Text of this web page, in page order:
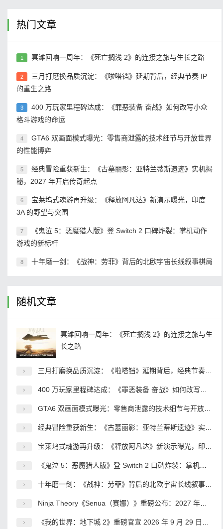
热门文章
1 冥滩回响一周年：《死亡搁浅 2》的连接之旅与生长之路
2
三月打磨换品质沉淀：《啦嗒铛》延期背后，经典节奏 IP
的重生之路
3
400 万玩家里程碑达成：《罪恶装备 奋战》如何改写小众
格斗游戏的命运
4
GTA6 双画面模式曝光：零售商泄露的技术细节与开放世界
的性能博弈
5
经典冒险重获新生：《古墓丽影：亚特兰蒂斯遗迹》实机揭
秘，2027 年开启传奇起点
6
宝莱坞式魂游再升级：《释放阿凡达》新演示曝光，印度
3A 的野望与突围
7
《鬼泣 5：恶魔猎人版》登 Switch 2 口碑炸裂：掌机动作
游戏的新标杆
8 十年磨一剑：《战神：劳菲》背后的北欧宇宙长线叙事棋局
随机文章
冥滩回响一周年：《死亡搁浅 2》的连接之旅与生
长之路
三月打磨换品质沉淀：《啦嗒铛》延期背后，经典节奏 IP 的重生之路
400 万玩家里程碑达成：《罪恶装备 奋战》如何改写小众格斗游戏的命运
GTA6 双画面模式曝光：零售商泄露的技术细节与开放世界的性能博弈
经典冒险重获新生：《古墓丽影：亚特兰蒂斯遗迹》实机揭秘，2027 年开启传奇起点
宝莱坞式魂游再升级：《释放阿凡达》新演示曝光，印度 3A 的野望与突围
《鬼泣 5：恶魔猎人版》登 Switch 2 口碑炸裂：掌机动作游戏的新标杆
十年磨一剑：《战神：劳菲》背后的北欧宇宙长线叙事棋局
Ninja Theory《Senua（赛娜）》重磅公布：2027 年发售 首发 XGP 坚守线性叙事打造沉浸式史诗
《我的世界：地下城 2》重磅官宣 2026 年 9 月 29 日全球发售 全平台覆盖含 Switch 2 首发